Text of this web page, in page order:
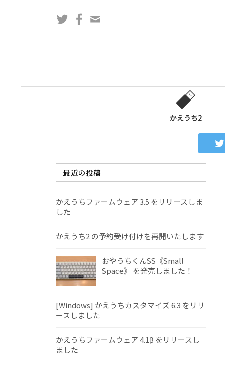
ス
TwitterFacebook
かえうち2
最近の投稿
かえうちファームウェア 3.5 をリリースしま
した
かえうち2 の予約受け付けを再開いたします
おやうちくんSS《Small
Space》 を発売しました！
[Windows] かえうちカスタマイズ 6.3 をリリ
ースしました
かえうちファームウェア 4.1β をリリースし
ました